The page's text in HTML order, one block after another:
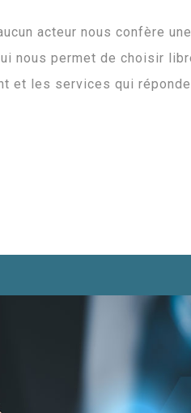
acteur nous confère
nous permet de choisir
et les services qui